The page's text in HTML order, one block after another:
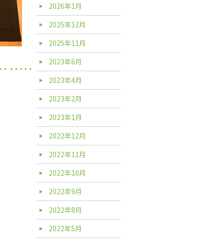
2026年1月
2025年12月
2025年11月
2023年6月
2023年4月
2023年2月
2023年1月
2022年12月
2022年11月
2022年10月
2022年9月
2022年8月
2022年5月